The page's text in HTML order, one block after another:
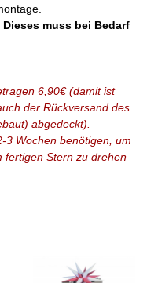
Dieses muss bei Bedarf
6,90€ (damit ist
der Rückversand des
abgedeckt).
3 Wochen benötigen, um
Stern zu drehen